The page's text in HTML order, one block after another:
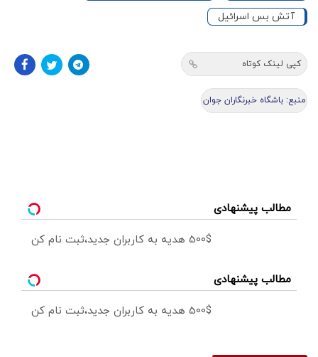
آتش بس اسرائیل
کپی لینک کوتاه
منبع: باشگاه خبرنگاران جوان
مطالب پیشنهادی
500$ هدیه به کاربران جدید،ثبت نام کن
مطالب پیشنهادی
500$ هدیه به کاربران جدید،ثبت نام کن